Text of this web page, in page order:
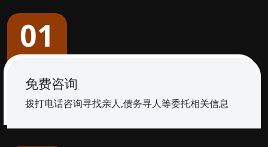
01
免费咨询
拨打电话咨询寻找亲人,债务寻人等委托相关信息